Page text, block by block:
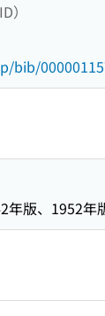
）
bib/
年版、1952年